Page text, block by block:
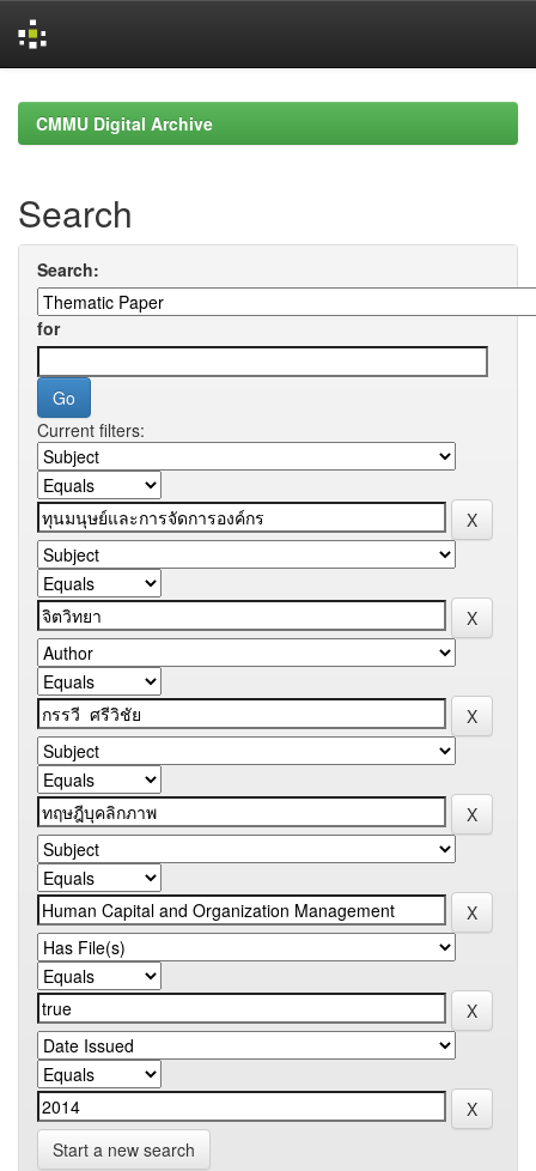
navigationCMMU Digital Archive
Search
Search:
for
Current filters:
Start a new search